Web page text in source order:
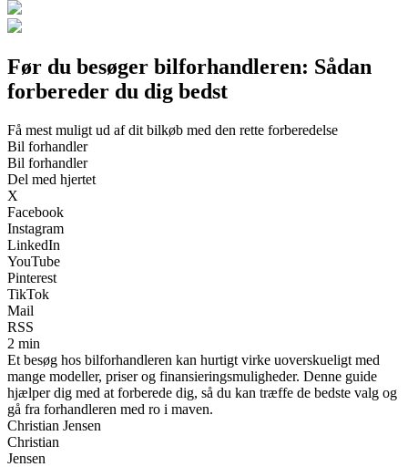
Før du besøger bilforhandleren: Sådan
forbereder du dig bedst
Få mest muligt ud af dit bilkøb med den rette forberedelse
Bil forhandler
Bil forhandler
Del med hjertet
X
Facebook
Instagram
LinkedIn
YouTube
Pinterest
TikTok
Mail
RSS
2 min
Et besøg hos bilforhandleren kan hurtigt virke uoverskueligt med
mange modeller, priser og finansieringsmuligheder. Denne guide
hjælper dig med at forberede dig, så du kan træffe de bedste valg og
gå fra forhandleren med ro i maven.
Christian Jensen
Christian
Jensen